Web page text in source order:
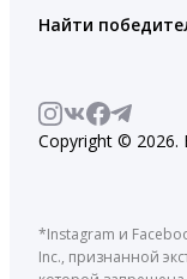
Найти
Copyright ©
*Instagram и
Inc., признанной